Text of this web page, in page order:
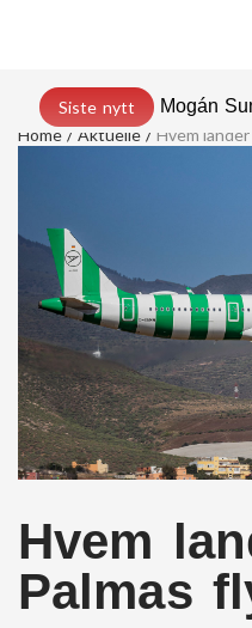
Siste nytt Mogán
Home
Aktuelle Hvem lander
Hvem
Palmas